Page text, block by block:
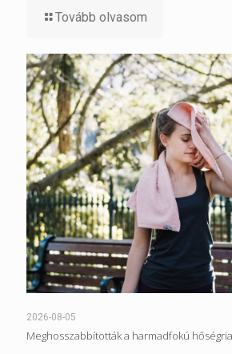
Tovább olvasom
2026-08-05
Meghosszabbították a harmadfokú